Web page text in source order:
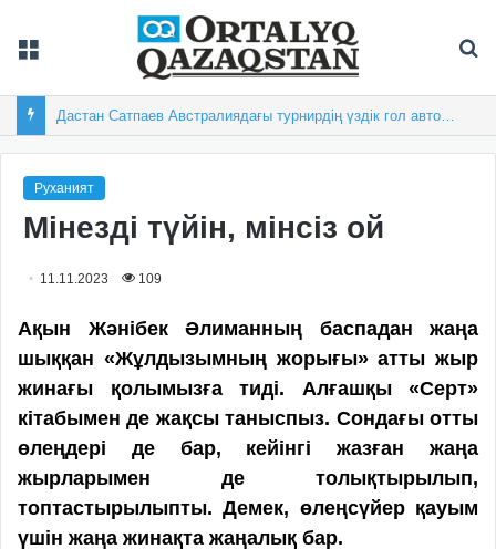
Жастарымыз жарап тұр
Руханият
Мінезді түйін, мінсіз ой
11.11.2023 109
Ақын Жәнібек Әлиманның баспадан жаңа
шыққан «Жұлдызымның жорығы» атты жыр
жинағы қолымызға тиді. Алғашқы «Серт»
кітабымен де жақсы таныспыз. Сондағы отты
өлеңдері де бар, кейінгі жазған жаңа
жырларымен де толықтырылып,
топтастырылыпты. Демек, өлеңсүйер қауым
үшін жаңа жинақта жаңалық бар.